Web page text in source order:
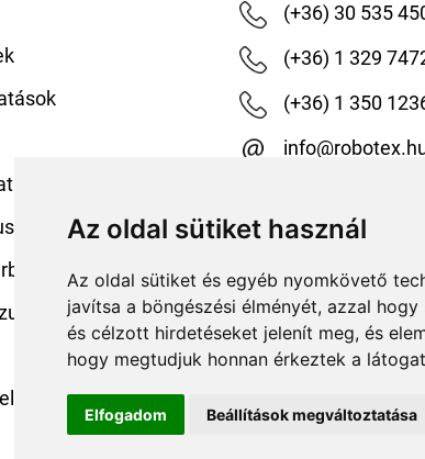
Az oldal sütiket használ
Az oldal sütiket és egyéb nyomkövető
javítsa a böngészési élményét, azzal
és célzott hirdetéseket jelenít meg, és
hogy megtudjuk honnan érkeztek a
Elfogadom Beállítások megváltoztatása
tájékoztató
(+36) 30 535
(+36) 1 329
(+36) 1 350